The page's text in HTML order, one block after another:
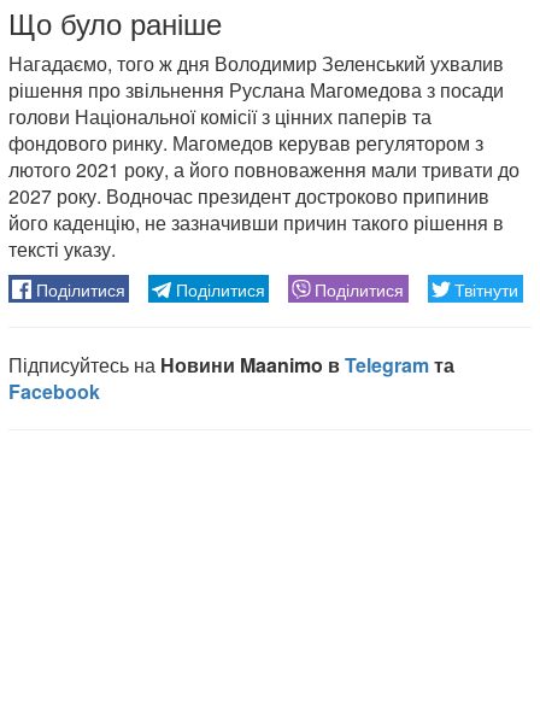
Що було раніше
Нагадаємо, того ж дня Володимир Зеленський ухвалив
рішення про звільнення Руслана Магомедова з посади
голови Національної комісії з цінних паперів та
фондового ринку. Магомедов керував регулятором з
лютого 2021 року, а його повноваження мали тривати до
2027 року. Водночас президент достроково припинив
його каденцію, не зазначивши причин такого рішення в
тексті указу.